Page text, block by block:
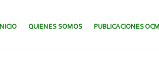
AL CONTENIDO.
QUIENES SOMOS PUBLICACIONES